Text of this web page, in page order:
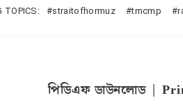
TOPICS: straitofhormuz tmcmp
পিডিএফ ডাউনলোড |